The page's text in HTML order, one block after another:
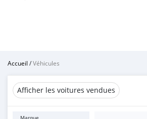
Accueil /Véhicules
Afficher les voitures vendues